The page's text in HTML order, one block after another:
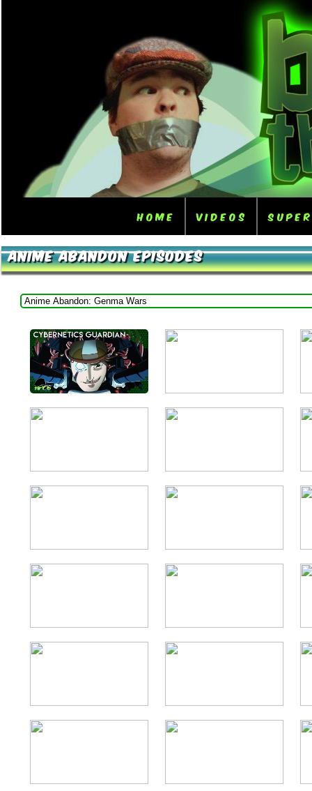
Home Videos
Anime Abandon Episodes